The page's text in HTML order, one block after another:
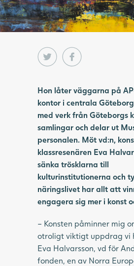
Hon låter väggarna på
kontor i centrala
med verk från Göteborgs
samlingar och delar ut
personalen. Möt vd:n,
klassresenären Eva
sänka trösklarna till
kulturinstitutionerna och
näringslivet har allt att
engagera sig mer i konst
– Konsten påminner mig
otroligt viktigt uppdrag vi
Eva Halvarsson, vd för
fonden, en av Norra